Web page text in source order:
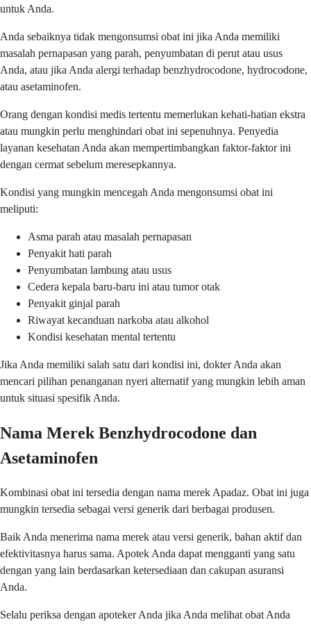
untuk Anda.
Anda sebaiknya tidak mengonsumsi obat ini jika Anda memiliki
masalah pernapasan yang parah, penyumbatan di perut atau usus
Anda, atau jika Anda alergi terhadap benzhydrocodone, hydrocodone,
atau asetaminofen.
Orang dengan kondisi medis tertentu memerlukan kehati-hatian ekstra
atau mungkin perlu menghindari obat ini sepenuhnya. Penyedia
layanan kesehatan Anda akan mempertimbangkan faktor-faktor ini
dengan cermat sebelum meresepkannya.
Kondisi yang mungkin mencegah Anda mengonsumsi obat ini
meliputi:
Asma parah atau masalah pernapasan
Penyakit hati parah
Penyumbatan lambung atau usus
Cedera kepala baru-baru ini atau tumor otak
Penyakit ginjal parah
Riwayat kecanduan narkoba atau alkohol
Kondisi kesehatan mental tertentu
Jika Anda memiliki salah satu dari kondisi ini, dokter Anda akan
mencari pilihan penanganan nyeri alternatif yang mungkin lebih aman
untuk situasi spesifik Anda.
Nama Merek Benzhydrocodone dan
Asetaminofen
Kombinasi obat ini tersedia dengan nama merek Apadaz. Obat ini juga
mungkin tersedia sebagai versi generik dari berbagai produsen.
Baik Anda menerima nama merek atau versi generik, bahan aktif dan
efektivitasnya harus sama. Apotek Anda dapat mengganti yang satu
dengan yang lain berdasarkan ketersediaan dan cakupan asuransi
Anda.
Selalu periksa dengan apoteker Anda jika Anda melihat obat Anda